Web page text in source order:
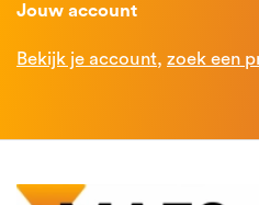
Jouw account
Bekijk je account, zoek een